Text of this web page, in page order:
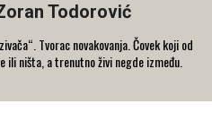
Todorović
Tvorac novakovanja. Čovek koji od
ili ništa, a trenutno živi negde između.